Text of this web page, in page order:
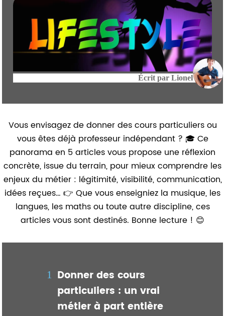
Écrit par Lionel
Vous envisagez de donner des cours particuliers ou
vous êtes déjà professeur indépendant ? 🎓 Ce
panorama en 5 articles vous propose une réflexion
concrète, issue du terrain, pour mieux comprendre les
enjeux du métier : légitimité, visibilité, communication,
idées reçues… 👉 Que vous enseigniez la musique, les
langues, les maths ou toute autre discipline, ces
articles vous sont destinés. Bonne lecture ! 😊
Donner des cours
particuliers : un vrai
métier à part entière